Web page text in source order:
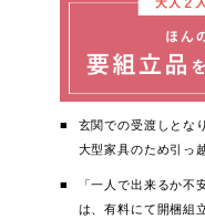
玄関での受渡しとな
大型家具のため引っ
「一人で出来るか不
は、有料にて開梱組